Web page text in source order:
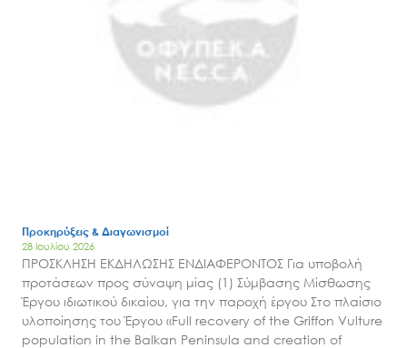
Προκηρύξεις & Διαγωνισμοί
28 Ιουλίου 2026
ΠΡΟΣΚΛΗΣΗ ΕΚΔΗΛΩΣΗΣ ΕΝΔΙΑΦΕΡΟΝΤΟΣ Για υποβολή
προτάσεων προς σύναψη μίας (1) Σύμβασης Μίσθωσης
Έργου ιδιωτικού δικαίου, για την παροχή έργου Στο πλαίσιο
υλοποίησης του Έργου «Full recovery of the Griffon Vulture
population in the Balkan Peninsula and creation of